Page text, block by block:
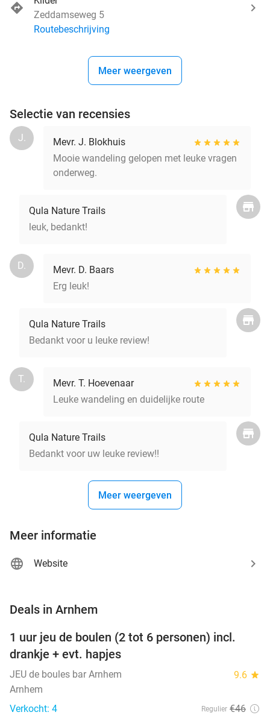
Zeddamseweg 5
Routebeschrijving
Meer weergeven
Selectie van recensies
J.
Mevr. J. Blokhuis
Mooie wandeling gelopen met leuke vragen
onderweg.
Qula Nature Trails
leuk, bedankt!
D.
Mevr. D. Baars
Erg leuk!
Qula Nature Trails
Bedankt voor u leuke review!
T.
Mevr. T. Hoevenaar
Leuke wandeling en duidelijke route
Qula Nature Trails
Bedankt voor uw leuke review!!
Meer weergeven
Meer informatie
Website
Deals in Arnhem
47%
NEW
TODAY
1 uur jeu de boulen (2 tot 6 personen) incl.
drankje + evt. hapjes
JEU de boules bar Arnhem 9.6 star
Arnhem
Verkocht: 4
Regulier €46